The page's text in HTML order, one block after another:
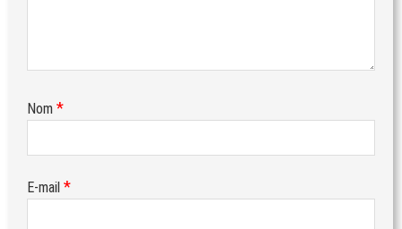
Nom *
E-mail *